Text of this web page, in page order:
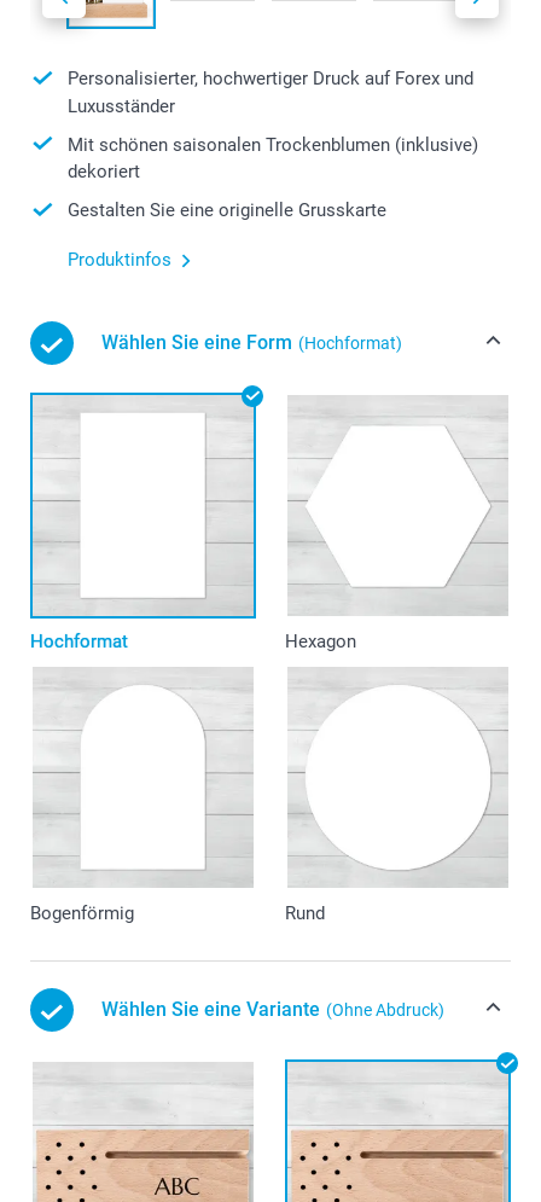
Personalisierter, hochwertiger Druck auf Forex und
Luxusständer
Mit schönen saisonalen Trockenblumen (inklusive)
dekoriert
Gestalten Sie eine originelle Grusskarte
Produktinfos
Wählen Sie eine Form (Hochformat)
Hochformat Hexagon
Bogenförmig Rund
Wählen Sie eine Variante (Ohne Abdruck)